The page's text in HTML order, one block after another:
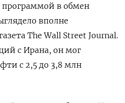
программой в обмен
вполне
The Wall Street Journal.
с Ирана, он мог
с 2,5 до 3,8 млн